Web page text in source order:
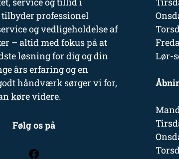
professionel
og vedligeholdelse af
– altid med fokus på at
løsning for dig og din
års erfaring og en
håndværk sørger vi for,
køre videre.
Følg os på
Lør-